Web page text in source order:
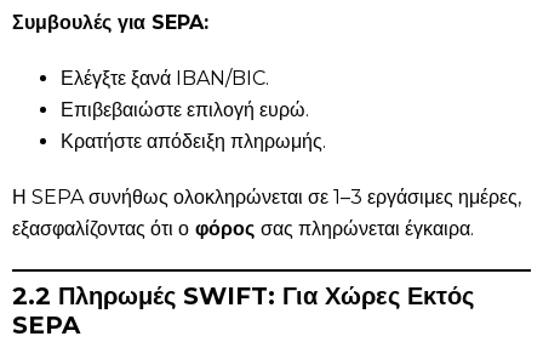
Συμβουλές για SEPA:
Ελέγξτε ξανά IBAN/BIC.
Επιβεβαιώστε επιλογή ευρώ.
Κρατήστε απόδειξη πληρωμής.
Η SEPA συνήθως ολοκληρώνεται σε 1–3 εργάσιμες ημέρες,
εξασφαλίζοντας ότι ο φόρος σας πληρώνεται έγκαιρα.
2.2 Πληρωμές SWIFT: Για Χώρες Εκτός
SEPA